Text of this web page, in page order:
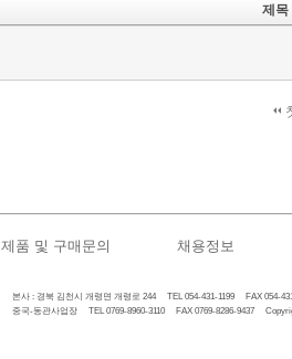
제목
제품 및 구매문의 채용정보
본사 : 경북 김천시 개령면 개령로 244 TEL 054-431-1199 FAX 054-
중국-동관사업장 TEL 0769-8960-3110 FAX 0769-8286-9437